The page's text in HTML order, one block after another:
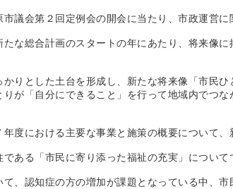
議会第２回定例会の開会に当たり、市政運営に
な総合計画のスタートの年にあたり、将来像
りとした土台を形成し、新たな将来像「市民
りが「自分にできること」を行って地域内でつ
度における主要な事業と施策の概要について、
ある「市民に寄り添った福祉の充実」について
、認知症の方の増加が課題となっている中、